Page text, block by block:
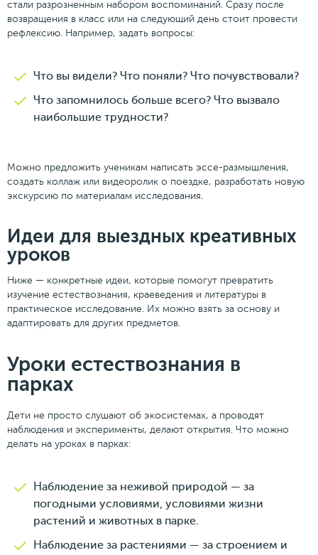
стали разрозненным набором воспоминаний. Сразу после
возвращения в класс или на следующий день стоит провести
рефлексию. Например, задать вопросы:
Что вы видели? Что поняли? Что почувствовали?
Что запомнилось больше всего? Что вызвало
наибольшие трудности?
Можно предложить ученикам написать эссе-размышления,
создать коллаж или видеоролик о поездке, разработать новую
экскурсию по материалам исследования.
Идеи для выездных креативных
уроков
Ниже — конкретные идеи, которые помогут превратить
изучение естествознания, краеведения и литературы в
практическое исследование. Их можно взять за основу и
адаптировать для других предметов.
Уроки естествознания в
парках
Дети не просто слушают об экосистемах, а проводят
наблюдения и эксперименты, делают открытия. Что можно
делать на уроках в парках:
Наблюдение за неживой природой — за
погодными условиями, условиями жизни
растений и животных в парке.
Наблюдение за растениями — за строением и